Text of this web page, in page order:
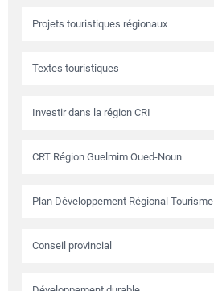
Projets touristiques régionaux
Textes touristiques
Investir dans la région CRI
CRT Région Guelmim Oued-Noun
Plan Développement Régional Tourisme
Conseil provincial